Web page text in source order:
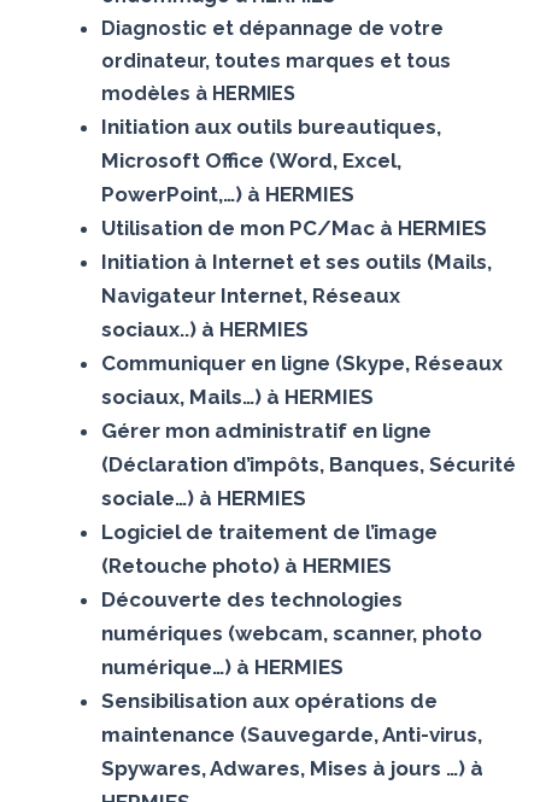
Diagnostic et dépannage de votre
ordinateur, toutes marques et tous
modèles à HERMIES
Initiation aux outils bureautiques,
Microsoft Office (Word, Excel,
PowerPoint,…) à HERMIES
Utilisation de mon PC/Mac à HERMIES
Initiation à Internet et ses outils (Mails,
Navigateur Internet, Réseaux
sociaux..) à HERMIES
Communiquer en ligne (Skype, Réseaux
sociaux, Mails…) à HERMIES
Gérer mon administratif en ligne
(Déclaration d’impôts, Banques, Sécurité
sociale…) à HERMIES
Logiciel de traitement de l’image
(Retouche photo) à HERMIES
Découverte des technologies
numériques (webcam, scanner, photo
numérique…) à HERMIES
Sensibilisation aux opérations de
maintenance (Sauvegarde, Anti-virus,
Spywares, Adwares, Mises à jours …) à